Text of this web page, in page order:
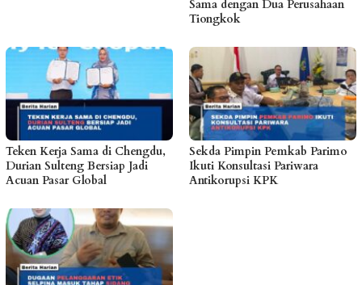
Sama dengan Dua Perusahaan
Tiongkok
Teken Kerja Sama di Chengdu,
Durian Sulteng Bersiap Jadi
Acuan Pasar Global
Sekda Pimpin Pemkab Parimo
Ikuti Konsultasi Pariwara
Antikorupsi KPK